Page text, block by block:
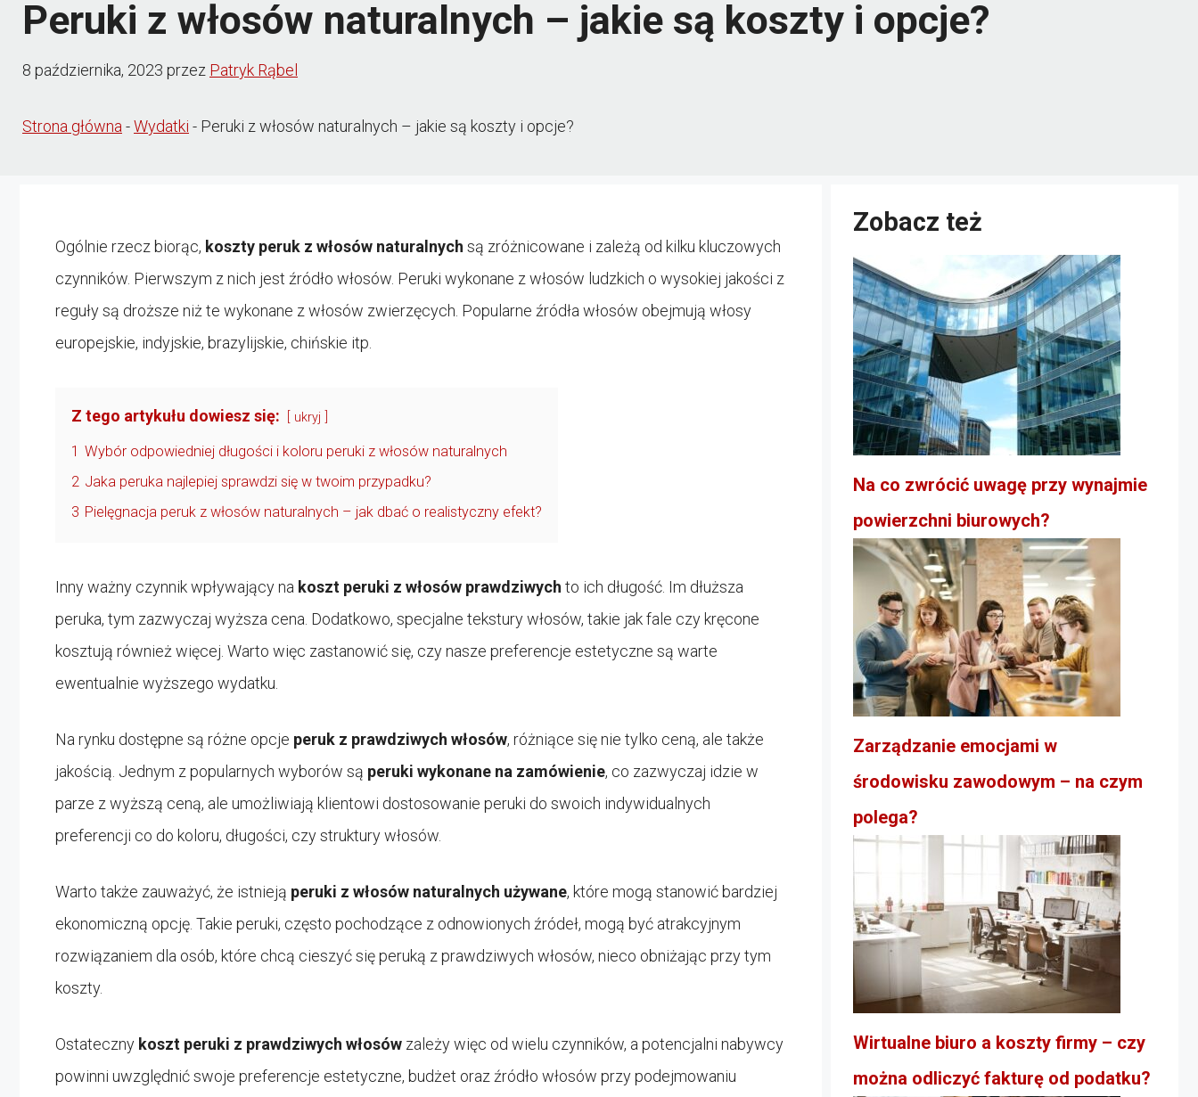
Peruki z włosów naturalnych – jakie są koszty i opcje?
8 października, 2023 przez Patryk Rąbel
Strona główna-Wydatki - Peruki z włosów naturalnych – jakie są koszty i opcje?
Ogólnie rzecz biorąc, koszty peruk z włosów naturalnych są zróżnicowane i zależą od kilku kluczowych
czynników. Pierwszym z nich jest źródło włosów. Peruki wykonane z włosów ludzkich o wysokiej jakości z
reguły są droższe niż te wykonane z włosów zwierzęcych. Popularne źródła włosów obejmują włosy
europejskie, indyjskie, brazylijskie, chińskie itp.
Z tego artykułu dowiesz się: ukryj
1 Wybór odpowiedniej długości i koloru peruki z włosów naturalnych
2 Jaka peruka najlepiej sprawdzi się w twoim przypadku?
3 Pielęgnacja peruk z włosów naturalnych – jak dbać o realistyczny efekt?
Inny ważny czynnik wpływający na koszt peruki z włosów prawdziwych to ich długość. Im dłuższa
peruka, tym zazwyczaj wyższa cena. Dodatkowo, specjalne tekstury włosów, takie jak fale czy kręcone
kosztują również więcej. Warto więc zastanowić się, czy nasze preferencje estetyczne są warte
ewentualnie wyższego wydatku.
Na rynku dostępne są różne opcje peruk z prawdziwych włosów, różniące się nie tylko ceną, ale także
jakością. Jednym z popularnych wyborów są peruki wykonane na zamówienie, co zazwyczaj idzie w
parze z wyższą ceną, ale umożliwiają klientowi dostosowanie peruki do swoich indywidualnych
preferencji co do koloru, długości, czy struktury włosów.
Warto także zauważyć, że istnieją peruki z włosów naturalnych używane, które mogą stanowić bardziej
ekonomiczną opcję. Takie peruki, często pochodzące z odnowionych źródeł, mogą być atrakcyjnym
rozwiązaniem dla osób, które chcą cieszyć się peruką z prawdziwych włosów, nieco obniżając przy tym
koszty.
Ostateczny koszt peruki z prawdziwych włosów zależy więc od wielu czynników, a potencjalni nabywcy
powinni uwzględnić swoje preferencje estetyczne, budżet oraz źródło włosów przy podejmowaniu
Zobacz też
Na co zwrócić uwagę przy wynajmie
powierzchni biurowych?
Zarządzanie emocjami w
środowisku zawodowym – na czym
polega?
Wirtualne biuro a koszty firmy – czy
można odliczyć fakturę od podatku?